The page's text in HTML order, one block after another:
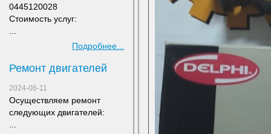
0445120028
Стоимость услуг:
Подробнее...
Ремонт двигателей
2024-06-11
Осуществляем ремонт
следующих двигателей: